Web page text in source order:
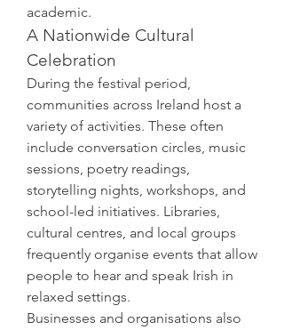
academic.
A Nationwide Cultural
Celebration
During the festival period,
communities across Ireland host a
variety of activities. These often
include conversation circles, music
sessions, poetry readings,
storytelling nights, workshops, and
school-led initiatives. Libraries,
cultural centres, and local groups
frequently organise events that allow
people to hear and speak Irish in
relaxed settings.
Businesses and organisations also